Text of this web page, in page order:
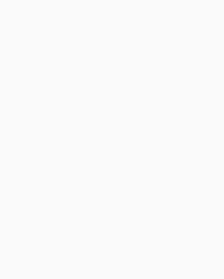
員がカスタマーハラスメン
ハラスメント防止条例」に
ていただきます。